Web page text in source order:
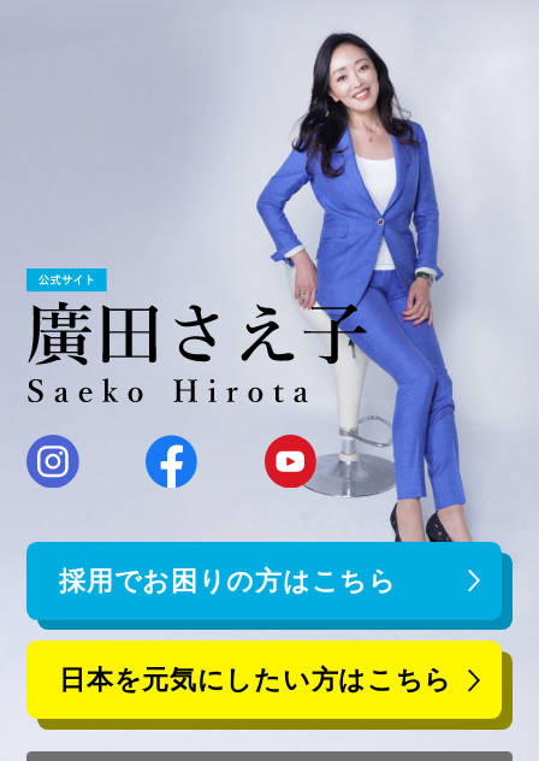
採用でお困りの方はこちら
日本を元気にしたい方はこちら